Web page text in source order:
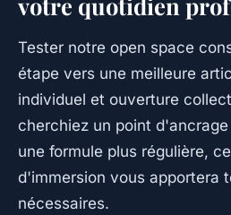
Tester notre open space
étape vers une meilleure
individuel et ouverture
cherchiez un point
une formule plus régulière,
d'immersion vous apportera
nécessaires.